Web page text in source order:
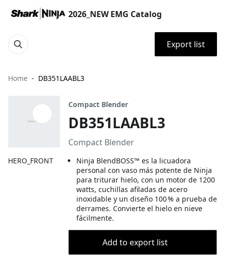
2026_NEW EMG Catalog
Export list
Home DB351LAABL3
HERO_FRONT
Compact Blender
DB351LAABL3
Compact Blender
Ninja BlendBOSS™ es la licuadora
personal con vaso más potente de Ninja
para triturar hielo, con un motor de 1200
watts, cuchillas afiladas de acero
inoxidable y un diseño 100 % a prueba de
derrames. Convierte el hielo en nieve
fácilmente.
Add to export list